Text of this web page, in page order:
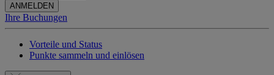
ANMELDEN
Ihre Buchungen
Vorteile und Status
Punkte sammeln und einlösen